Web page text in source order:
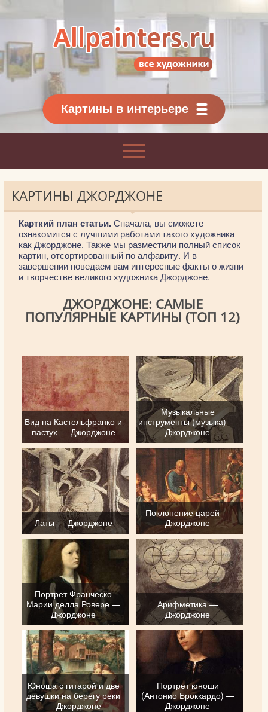
Картины классиков
и современников
Картины в интерьере
КАРТИНЫ ДЖОРДЖОНЕ
Карткий план статьи.Сначала, вы сможете
ознакомится с лучшими работами такого художника
как Джорджоне. Также мы разместили полный список
картин, отсортированный по алфавиту. И в
завершении поведаем вам интересные факты о жизни
и творчестве великого художника Джорджоне.
ДЖОРДЖОНЕ: САМЫЕ
ПОПУЛЯРНЫЕ КАРТИНЫ (ТОП 12)
Вид на Кастельфранко и
пастух — Джорджоне
Музыкальные
инструменты (музыка) —
Джорджоне
Латы — Джорджоне
Поклонение царей —
Джорджоне
Портрет Франческо
Марии делла Ровере —
Джорджоне
Арифметика —
Джорджоне
Юноша с гитарой и две
девушки на берегу реки
— Джорджоне
Портрет юноши
(Антонио Броккардо) —
Джорджоне